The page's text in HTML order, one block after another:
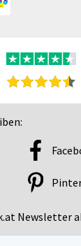
Newsletter